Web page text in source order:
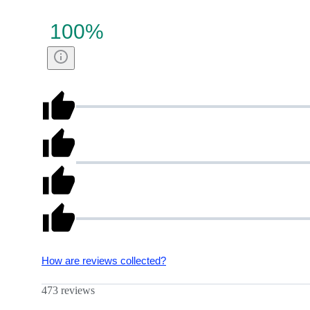
100%
How are reviews collected?
473 reviews